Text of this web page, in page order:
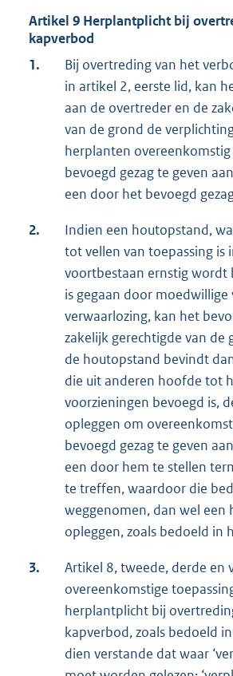
Artikel 9 Herplantplicht bij
kapverbod
1.
Bij overtreding van het
in artikel 2, eerste lid, kan
aan de overtreder en de
van de grond de
herplanten
bevoegd gezag te geven
een door het bevoegd
2.
Indien een houtopstand,
tot vellen van toepassing is
voortbestaan ernstig wordt
is gegaan door
verwaarlozing, kan het
zakelijk gerechtigde van de
de houtopstand bevindt
die uit anderen hoofde tot
voorzieningen bevoegd is,
opleggen om
bevoegd gezag te geven
een door hem te stellen
te treffen, waardoor die
weggenomen, dan wel een
opleggen, zoals bedoeld in
3.
Artikel 8, tweede, derde en
overeenkomstige
herplantplicht bij
kapverbod, zoals bedoeld
dien verstande dat waar